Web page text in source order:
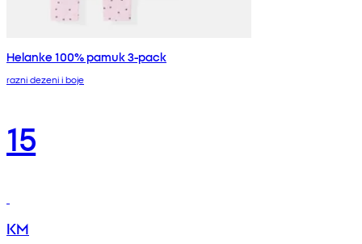
Helanke 100% pamuk 3-pack
razni dezeni i boje
15
KM